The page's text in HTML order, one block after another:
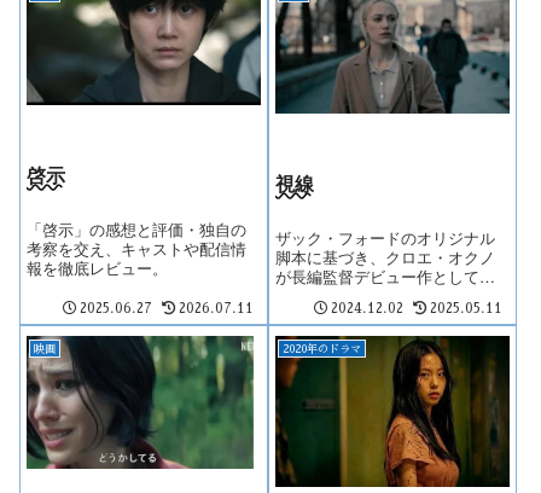
啓示
「啓示」の感想と評価・独自の
考察を交え、キャストや配信情
報を徹底レビュー。
2025.06.27 2026.07.11
視線
ザック・フォードのオリジナル
脚本に基づき、クロエ・オクノ
が長編監督デビュー作として脚
本と監督を務めた...
2024.12.02 2025.05.11
映画 2020年のドラマ